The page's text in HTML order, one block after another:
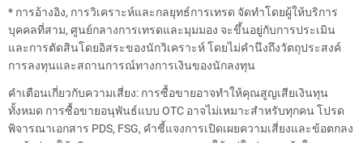
* การอ้างอิง, การวิเคราะห์และกลยุทธ์การเทรด จัดทำโดยผู้ให้บริการ
บุคคลที่สาม, ศูนย์กลางการเทรดและมุมมอง จะขึ้นอยู่กับการประเมิน
และการตัดสินโดยอิสระของนักวิเคราะห์ โดยไม่คำนึงถึงวัตถุประสงค์
การลงทุนและสถานการณ์ทางการเงินของนักลงทุน
คำเตือนเกี่ยวกับความเสี่ยง: การซื้อขายอาจทำให้คุณสูญเสียเงินทุน
ทั้งหมด การซื้อขายอนุพันธ์แบบ OTC อาจไม่เหมาะสำหรับทุกคน โปรด
พิจารณาเอกสาร PDS, FSG, คำชี้แจงการเปิดเผยความเสี่ยงและข้อตกลง